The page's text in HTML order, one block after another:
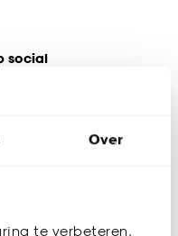
Over
te verbeteren.
social